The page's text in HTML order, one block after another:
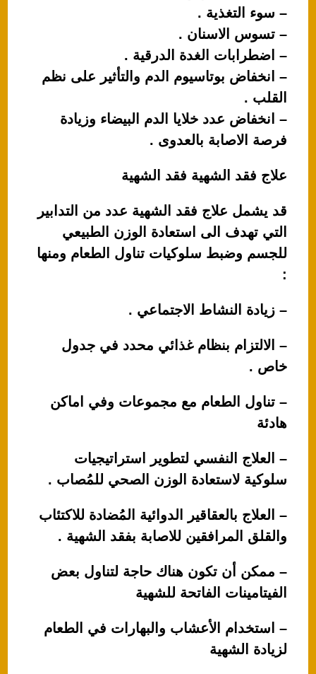
– سوء التغذية .
– تسوس الاسنان .
– اضطرابات الغدة الدرقية .
– انخفاض بوتاسيوم الدم والتأثير على نظم
القلب .
– انخفاض عدد خلايا الدم البيضاء وزيادة
فرصة الاصابة بالعدوى .
علاج فقد الشهية فقد الشهية
قد يشمل علاج فقد الشهية عدد من التدابير
التي تهدف الى استعادة الوزن الطبيعي
للجسم وضبط سلوكيات تناول الطعام ومنها
:
– زيادة النشاط الاجتماعي .
– الالتزام بنظام غذائي محدد في جدول
خاص .
– تناول الطعام مع مجموعات وفي اماكن
هادئة
– العلاج النفسي لتطوير استراتيجيات
سلوكية لاستعادة الوزن الصحي للمُصاب .
– العلاج بالعقاقير الدوائية المُضادة للاكتئاب
والقلق المرافقين للاصابة بفقد الشهية .
– ممكن أن تكون هناك حاجة لتناول بعض
الفيتامينات الفاتحة للشهية
– استخدام الأعشاب والبهارات في الطعام
لزيادة الشهية